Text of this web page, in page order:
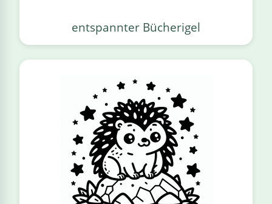
entspannter Bücherigel